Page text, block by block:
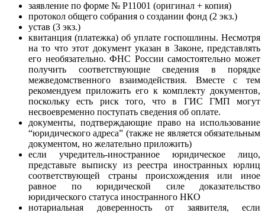
заявление по форме № Р11001 (оригинал + копия)
протокол общего собрания о создании фонд (2 экз.)
устав (3 экз.)
квитанция (платежка) об уплате госпошлины. Несмотря
на то что этот документ указан в Законе, представлять
его необязательно. ФНС России самостоятельно может
получить соответствующие сведения в порядке
межведомственного взаимодействия. Вместе с тем
рекомендуем приложить его к комплекту документов,
поскольку есть риск того, что в ГИС ГМП могут
несвоевременно поступать сведения об оплате.
документы, подтверждающие право на использование
“юридического адреса” (также не является обязательным
документом, но желательно приложить)
если учредитель-иностранное юридическое лицо,
представьте выписку из реестра иностранных юрлиц
соответствующей страны происхождения или иное
равное по юридической силе доказательство
юридического статуса иностранного НКО
нотариальная доверенность от заявителя, если